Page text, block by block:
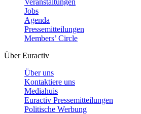
Veranstaltungen
Jobs
Agenda
Pressemitteilungen
Members’ Circle
Über Euractiv
Über uns
Kontaktiere uns
Mediahuis
Euractiv Pressemitteilungen
Politische Werbung